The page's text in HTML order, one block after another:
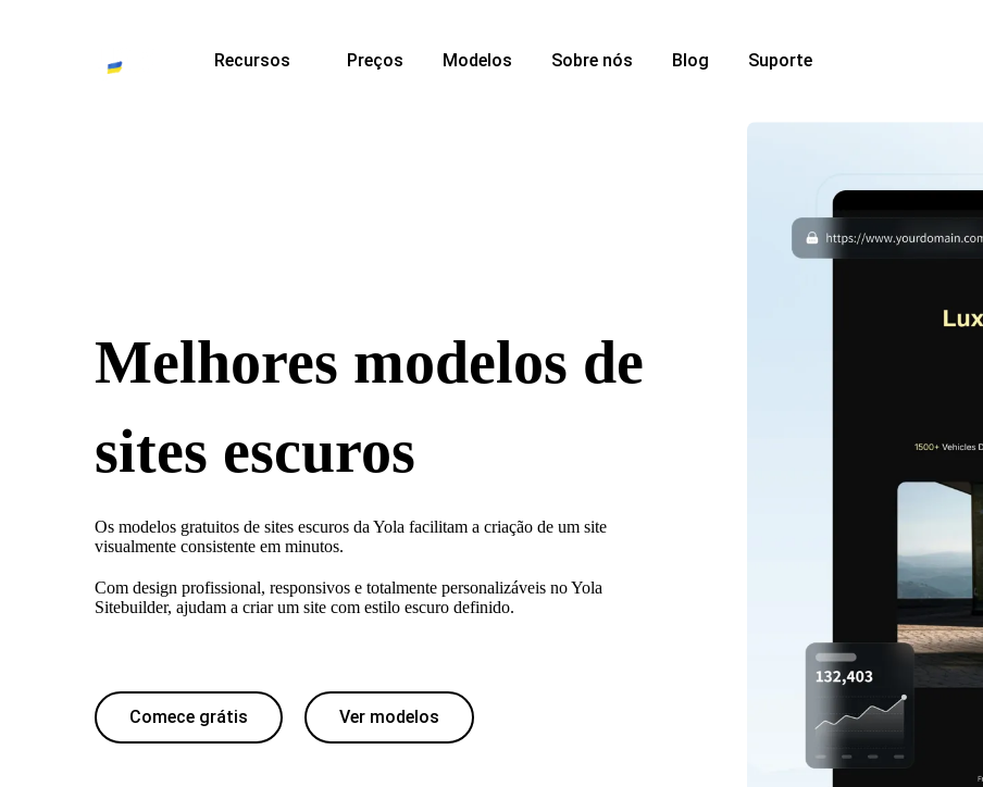
Recursos Preços Modelos Sobre nós Blog Suporte
Melhores modelos de
sites escuros
Os modelos gratuitos de sites escuros da Yola facilitam a criação de um site
visualmente consistente em minutos.
Com design profissional, responsivos e totalmente personalizáveis no Yola
Sitebuilder, ajudam a criar um site com estilo escuro definido.
Comece grátis Ver modelos